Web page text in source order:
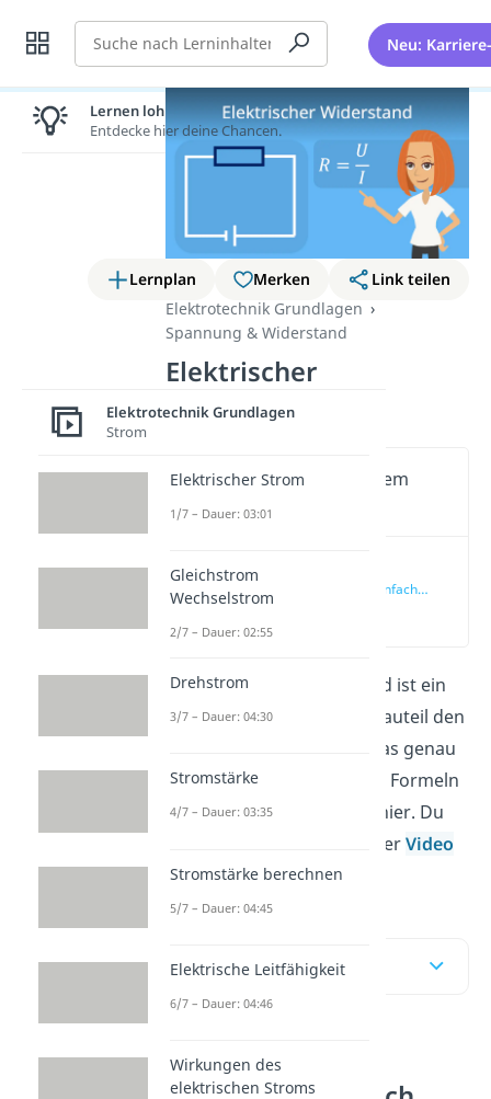
Suche Neu:
Lernplan Merken
Link teilen
Elektrotechnik Grundlagen
Spannung & Widerstand
Elektrischer
Widerstand
Wichtige Inhalte in diesem
Video
Widerstand einfach
Der elektrische Widerstand ist ein
Maß dafür, wie stark ein Bauteil den
Stromfluss hemmt. Was das genau
ist und wie die wichtigsten Formeln
dazu aussehen, lernst du hier. Du
kannst dir auch direkt unserVideo
ansehen!
Inhaltsübersicht
Elektrischer
Lernen lohnt sich!
Entdecke hier deine Chancen.
Elektrotechnik Grundlagen
Strom
Elektrischer Strom
1/7 – Dauer: 03:01
Gleichstrom
Wechselstrom
2/7 – Dauer: 02:55
Drehstrom
3/7 – Dauer: 04:30
Stromstärke
4/7 – Dauer: 03:35
Stromstärke berechnen
5/7 – Dauer: 04:45
Elektrische Leitfähigkeit
6/7 – Dauer: 04:46
Wirkungen des
elektrischen Stroms